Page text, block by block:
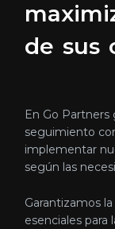
de sus
En Go Partners
seguimiento
implementar
según las
Garantizamos
esenciales para